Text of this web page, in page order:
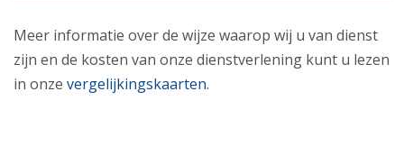
Meer informatie over de wijze waarop wij u van dienst
zijn en de kosten van onze dienstverlening kunt u lezen
in onze vergelijkingskaarten.